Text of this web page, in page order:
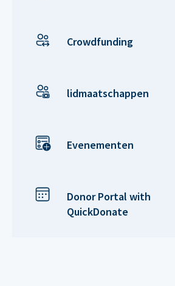
Crowdfunding
lidmaatschappen
Evenementen
Donor Portal with
QuickDonate